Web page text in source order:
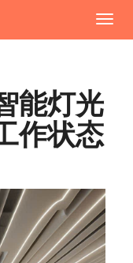
切
换
能灯光
作状态